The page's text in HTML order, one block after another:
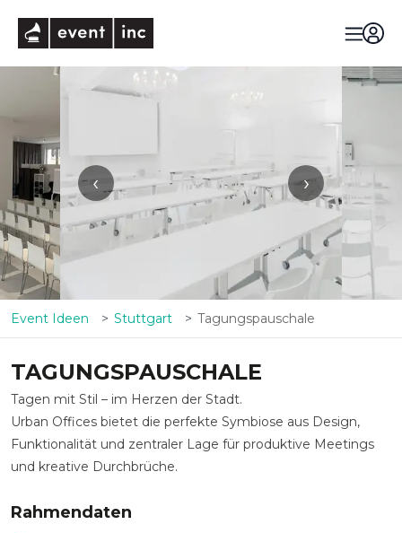
‹ ›
Event Ideen Stuttgart Tagungspauschale
TAGUNGSPAUSCHALE
Tagen mit Stil – im Herzen der Stadt.
Urban Offices bietet die perfekte Symbiose aus Design,
Funktionalität und zentraler Lage für produktive Meetings
und kreative Durchbrüche.
Rahmendaten